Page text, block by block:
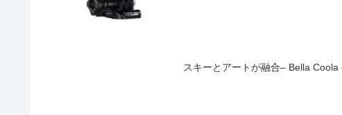
スキーとアートが融合– Bella